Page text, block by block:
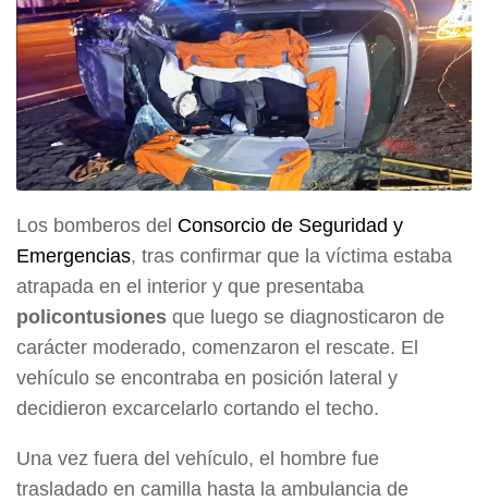
Los bomberos del Consorcio de Seguridad y
Emergencias, tras confirmar que la víctima estaba
atrapada en el interior y que presentaba
policontusiones que luego se diagnosticaron de
carácter moderado, comenzaron el rescate. El
vehículo se encontraba en posición lateral y
decidieron excarcelarlo cortando el techo.
Una vez fuera del vehículo, el hombre fue
trasladado en camilla hasta la ambulancia de